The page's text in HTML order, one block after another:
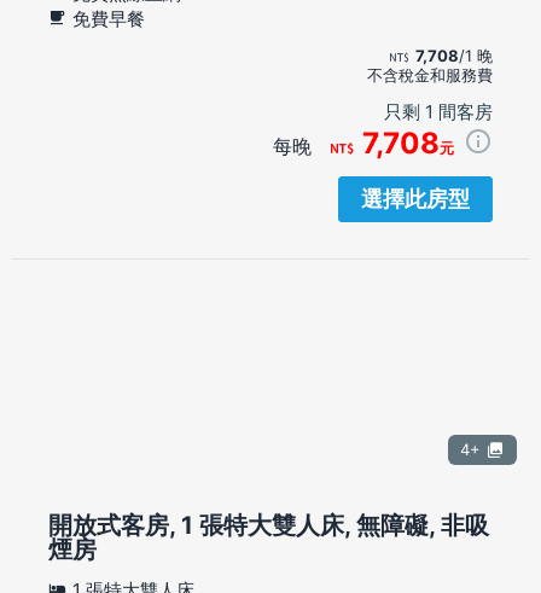
免費早餐
7,708/1 晚
不含稅金和服務費
只剩 1 間客房
每晚 7,708元
選擇此房型
4+
開放式客房, 1 張特大雙人床, 無障礙, 非吸
煙房